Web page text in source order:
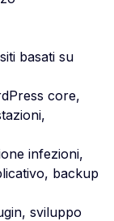
basati su
core,
infezioni,
backup
sviluppo